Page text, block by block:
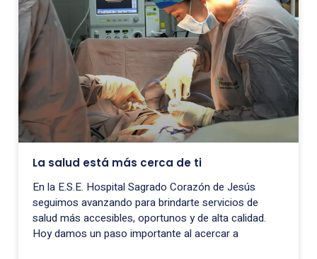
La salud está más cerca de ti
En la E.S.E. Hospital Sagrado Corazón de Jesús
seguimos avanzando para brindarte servicios de
salud más accesibles, oportunos y de alta calidad.
Hoy damos un paso importante al acercar a